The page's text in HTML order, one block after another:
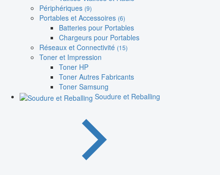
Périphériques (9)
Portables et Accessoires (6)
Batteries pour Portables
Chargeurs pour Portables
Réseaux et Connectivité (15)
Toner et Impression
Toner HP
Toner Autres Fabricants
Toner Samsung
Soudure et Reballing